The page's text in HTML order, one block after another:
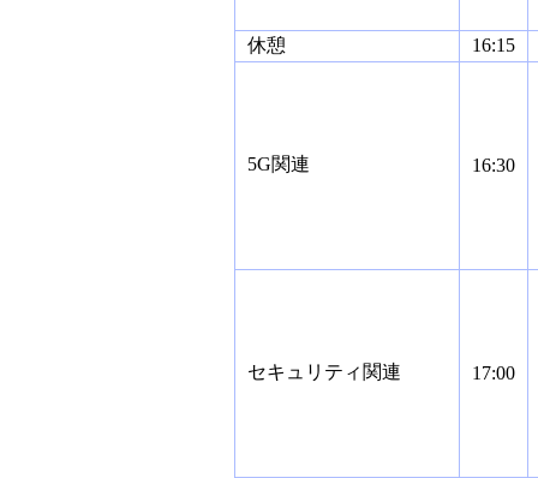
休憩 16:15
5G関連 16:30
セキュリティ関連 17:00